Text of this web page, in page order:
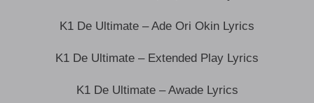
K1 De Ultimate – Ade Ori Okin Lyrics
K1 De Ultimate – Extended Play Lyrics
K1 De Ultimate – Awade Lyrics